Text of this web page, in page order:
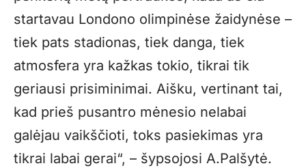
startavau Londono olimpinėse žaidynėse –
tiek pats stadionas, tiek danga, tiek
atmosfera yra kažkas tokio, tikrai tik
geriausi prisiminimai. Aišku, vertinant tai,
kad prieš pusantro mėnesio nelabai
galėjau vaikščioti, toks pasiekimas yra
tikrai labai gerai“, – šypsojosi A.Palšytė.